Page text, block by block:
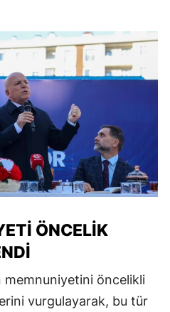
ÖNCELIK
memnuniyetini öncelikli
vurgulayarak, bu tür